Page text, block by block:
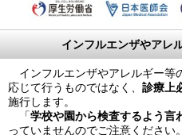
インフルエンザやアレ
インフルエンザやアレルギー等
応じて行うものではなく、 診療上
施行します。
「学校や園から検査するよう言
っていませんのでご注意ください